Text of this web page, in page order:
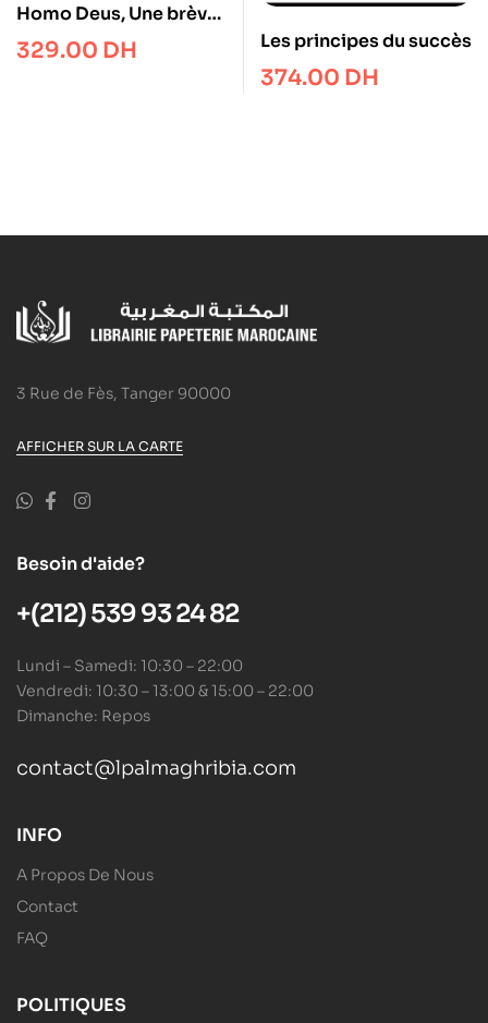
Homo Deus, Une brève
histoire de l’avenir
329.00 DH Les principes du succès
374.00 DH
3 Rue de Fès, Tanger 90000
AFFICHER SUR LA CARTE
Besoin d'aide?
+(212) 539 93 24 82
Lundi – Samedi: 10:30 – 22:00
Vendredi: 10:30 – 13:00 & 15:00 – 22:00
Dimanche: Repos
contact@lpalmaghribia.com
INFO
A Propos De Nous
Contact
FAQ
POLITIQUES